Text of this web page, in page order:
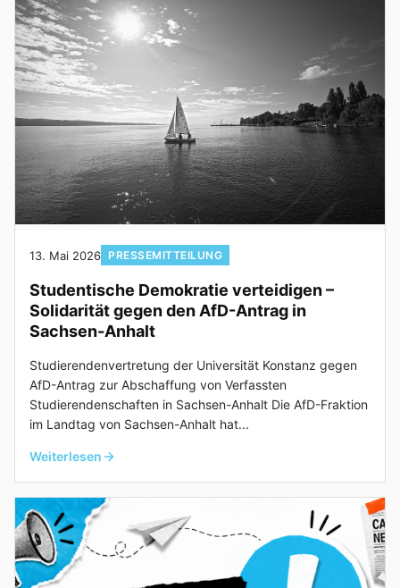
13. Mai 2026 PRESSEMITTEILUNG
Studentische Demokratie verteidigen –
Solidarität gegen den AfD-Antrag in
Sachsen-Anhalt
Studierendenvertretung der Universität Konstanz gegen
AfD-Antrag zur Abschaffung von Verfassten
Studierendenschaften in Sachsen-Anhalt Die AfD-Fraktion
im Landtag von Sachsen-Anhalt hat...
Weiterlesen